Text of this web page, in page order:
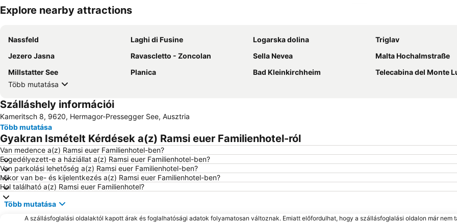
Explore nearby attractions
Nassfeld Laghi di Fusine Logarska dolina
Triglav
Jezero Jasna
Ravascletto - Zoncolan Sella Nevea
Malta Hochalmstraße
Millstatter See
Planica Bad Kleinkirchheim
Telecabina del Monte
Több mutatása
Szálláshely információi
Kameritsch 8, 9620, Hermagor-Pressegger See, Ausztria
Több mutatása
Gyakran Ismételt Kérdések a(z) Ramsi euer Familienhotel-ról
Van medence a(z) Ramsi euer Familienhotel-ben?
Engedélyezett-e a háziállat a(z) Ramsi euer Familienhotel-ben?
Van parkolási lehetőség a(z) Ramsi euer Familienhotel-ben?
Mikor van be- és kijelentkezés a(z) Ramsi euer Familienhotel-ben?
Hol található a(z) Ramsi euer Familienhotel?
Több mutatása
A szállásfoglalási oldalaktól kapott árak és foglalhatósági adatok folyamatosan változnak. Emiatt előfordulhat, hogy a szállásfoglalási oldalon már nem